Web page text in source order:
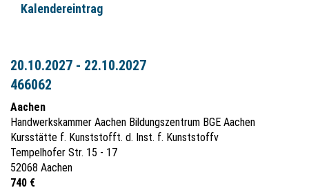
Kalendereintrag
20.10.2027 - 22.10.2027
466062
Aachen
Handwerkskammer Aachen Bildungszentrum BGE Aachen
Kursstätte f. Kunststofft. d. Inst. f. Kunststoffv
Tempelhofer Str. 15 - 17
52068 Aachen
740 €